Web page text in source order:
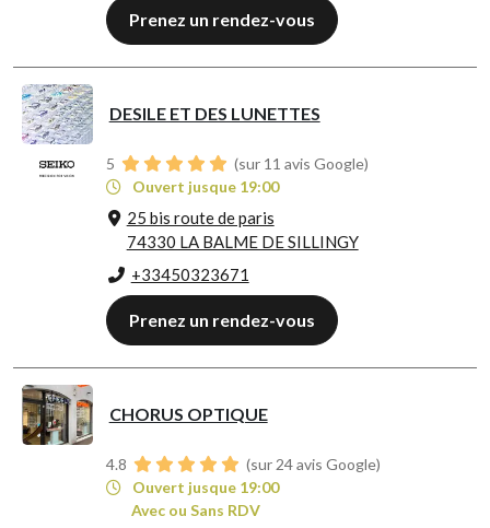
Prenez un rendez-vous
DESILE ET DES LUNETTES
5
(sur 11 avis Google)
Ouvert jusque 19:00
25 bis route de paris
74330 LA BALME DE SILLINGY
+33450323671
Prenez un rendez-vous
CHORUS OPTIQUE
4.8
(sur 24 avis Google)
Ouvert jusque 19:00
Avec ou Sans RDV